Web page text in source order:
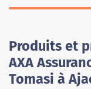
Produits et
AXA
Tomasi à